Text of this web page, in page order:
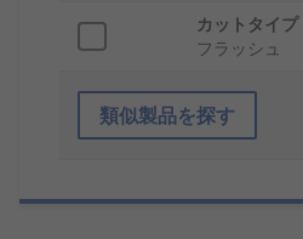
カットタイプ
フラッシュ
類似製品を探す